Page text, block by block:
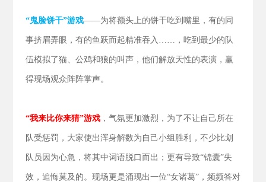
“鬼脸饼干”游戏——为将额头上的饼干吃到嘴里，有的同
事挤眉弄眼，有的鱼跃而起精准吞入……，吃到最少的队
伍模拟了猫、公鸡和狼的叫声，他们解放天性的表演，赢
得现场观众阵阵掌声。
“我来比你来猜”游戏，气氛更加激烈，为了不让自己所在
队受惩罚，大家使出浑身解数为自己小组胜利，不少比划
队员因为心急，将其中词语脱口而出；更有导致“锦囊”失
效，追悔莫及的。现场更是涌现出一位“女诸葛”，频频答对